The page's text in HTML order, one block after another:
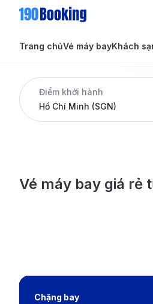
Trang chủVé máy bay
Tin tức
Dịch vụ
Khách
Tin tức
Điểm khởi hành
Vé máy bay giá rẻ
Chặng bay